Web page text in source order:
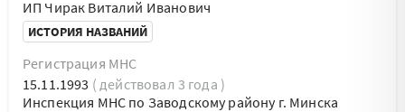
ИП Чирак Виталий Иванович
ИСТОРИЯ НАЗВАНИЙ
Регистрация МНС
15.11.1993 ( действовал 3 года )
Инспекция МНС по Заводскому району г. Минска